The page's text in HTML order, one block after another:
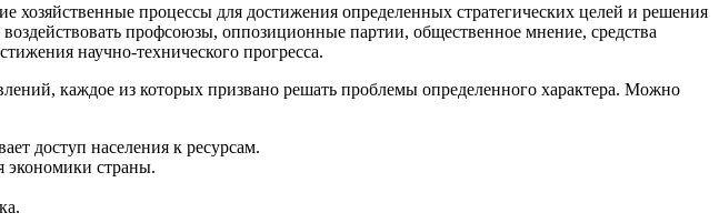
хозяйственные процессы для достижения определенных стратегических целей и решения
профсоюзы, оппозиционные партии, общественное мнение, средства
научно-технического прогресса.
каждое из которых призвано решать проблемы определенного характера. Можно
доступ населения к ресурсам.
экономики страны.